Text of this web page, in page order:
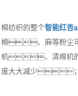
棉纺织的整个智能红杏
棉、麻等粉尘
机、清棉机
度大大减少；